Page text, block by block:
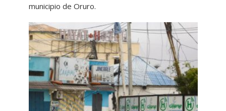
municipio de Oruro.